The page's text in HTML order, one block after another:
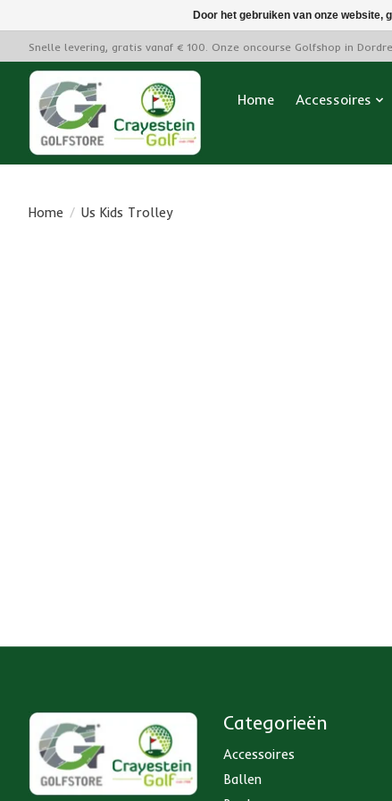
Snelle levering, gratis vanaf € 100. Onze oncourse Golfshop in
Home Accessoires
Home / Us Kids Trolley
Categorieën
Accessoires
Ballen
Door het gebruiken van onze website,